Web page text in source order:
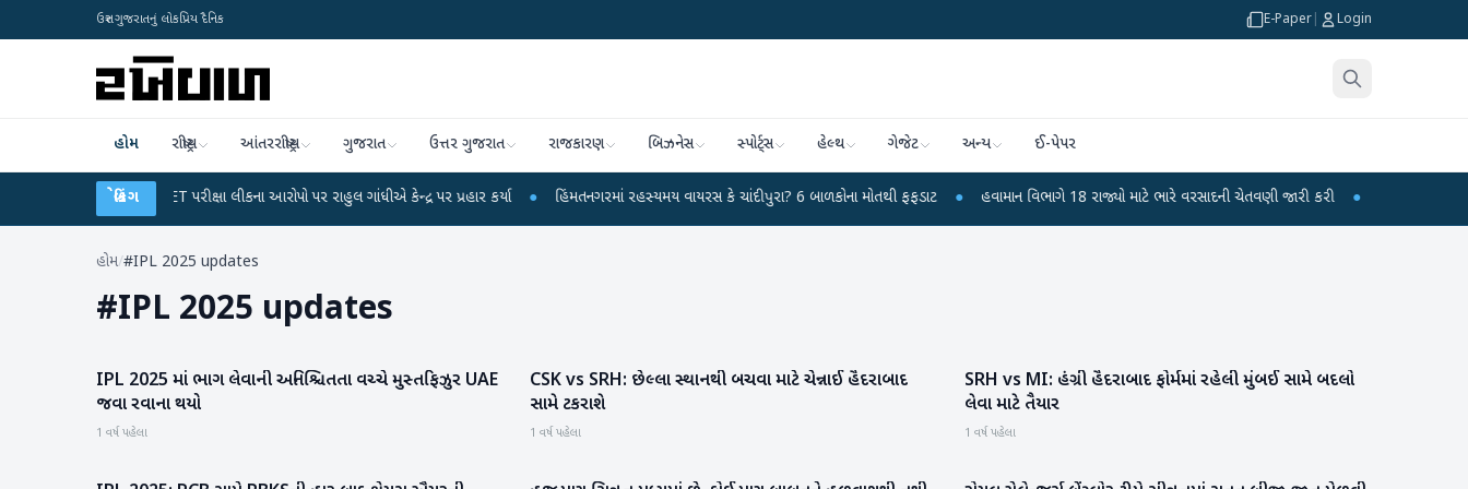
ઉત્તર ગુજરાતનું લોકપ્રિય દૈનિક E-Paper Login
હોમ રાષ્ટ્રીય આંતરરાષ્ટ્રીય ગુજરાત ઉત્તર ગુજરાત રાજકારણ બિઝનેસ સ્પોર્ટ્સ હેલ્થ ગેજેટ અન્ય ઈ-પેપર
બ્રેકિંગ
UGC-NET પરીક્ષા લીકના આરોપો પર રાહુલ ગાંધીએ કેન્દ્ર પર પ્રહાર કર્યા ● હિંમતનગરમાં રહસ્યમય વાયરસ કે ચાંદીપુરા? 6 બાળકોના મોતથી ફફડાટ ● હવામાન વિભાગે 18 રાજ્યો માટે ભારે વરસાદની ચેતવણી જારી કરી ● સિદ્ધપુરથી બોમ્બ
હોમ/#IPL 2025 updates
#IPL 2025 updates
રમતગમત
IPL 2025 માં ભાગ લેવાની અનિશ્ચિતતા વચ્ચે મુસ્તફિઝુર UAE
જવા રવાના થયો
1 વર્ષ પહેલા
રમતગમત
CSK vs SRH: છેલ્લા સ્થાનથી બચવા માટે ચેન્નાઈ હૈદરાબાદ
સામે ટકરાશે
1 વર્ષ પહેલા
રમતગમત
SRH vs MI: હંગ્રી હૈદરાબાદ ફોર્મમાં રહેલી મુંબઈ સામે બદલો
લેવા માટે તૈયાર
1 વર્ષ પહેલા